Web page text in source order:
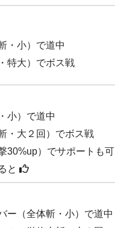
・小）で道中
特大）でボス戦
小）で道中
・大２回）でボス戦
30%up）でサポートも可
と
ー（全体斬・小）で道中